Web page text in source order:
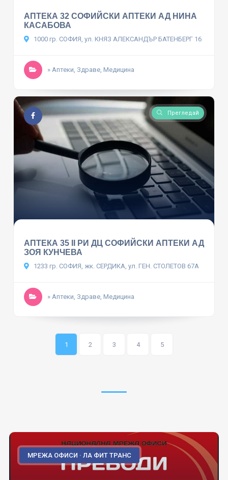
АПТЕКА 32 СОФИЙСКИ АПТЕКИ АД НИНА
КАСАБОВА
1000 гр. СОФИЯ, ул. КНЯЗ АЛЕКСАНДЪР БАТЕНБЕРГ 16
» Аптеки, Здраве, Медицина
Прегледай
АПТЕКА 35 II РИ ДЦ СОФИЙСКИ АПТЕКИ АД
ЗОЯ КУНЧЕВА
1233 гр. СОФИЯ, жк. СЕРДИКА, ул. ГЕН. СТОЛЕТОВ 67А
» Аптеки, Здраве, Медицина
1 2 3 4 5
МРЕЖА ОФИСИ · ЛА ФИТ ТРАНС